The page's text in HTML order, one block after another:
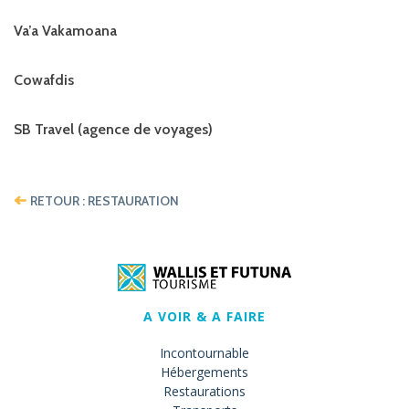
Va’a Vakamoana
Cowafdis
SB Travel (agence de voyages)
RETOUR : RESTAURATION
A VOIR & A FAIRE
Incontournable
Hébergements
Restaurations